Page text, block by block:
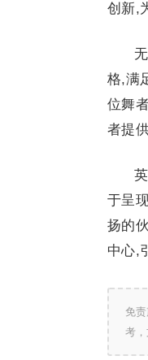
创新,
格,满
位舞
者提
于呈
扬的
中心,
免
考